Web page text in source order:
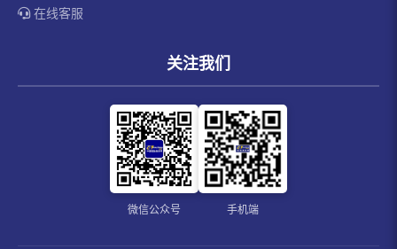
在线客服
关注我们
微信公众号 手机端